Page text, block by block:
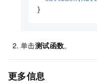
}
单击测试函数。
更多信息